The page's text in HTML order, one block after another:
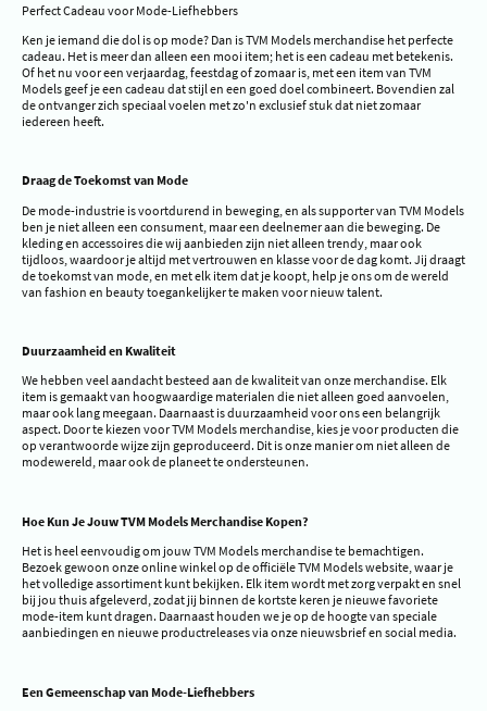
Perfect Cadeau voor Mode-Liefhebbers
Ken je iemand die dol is op mode? Dan is TVM Models merchandise het perfecte
cadeau. Het is meer dan alleen een mooi item; het is een cadeau met betekenis.
Of het nu voor een verjaardag, feestdag of zomaar is, met een item van TVM
Models geef je een cadeau dat stijl en een goed doel combineert. Bovendien zal
de ontvanger zich speciaal voelen met zo'n exclusief stuk dat niet zomaar
iedereen heeft.
Draag de Toekomst van Mode
De mode-industrie is voortdurend in beweging, en als supporter van TVM Models
ben je niet alleen een consument, maar een deelnemer aan die beweging. De
kleding en accessoires die wij aanbieden zijn niet alleen trendy, maar ook
tijdloos, waardoor je altijd met vertrouwen en klasse voor de dag komt. Jij draagt
de toekomst van mode, en met elk item dat je koopt, help je ons om de wereld
van fashion en beauty toegankelijker te maken voor nieuw talent.
Duurzaamheid en Kwaliteit
We hebben veel aandacht besteed aan de kwaliteit van onze merchandise. Elk
item is gemaakt van hoogwaardige materialen die niet alleen goed aanvoelen,
maar ook lang meegaan. Daarnaast is duurzaamheid voor ons een belangrijk
aspect. Door te kiezen voor TVM Models merchandise, kies je voor producten die
op verantwoorde wijze zijn geproduceerd. Dit is onze manier om niet alleen de
modewereld, maar ook de planeet te ondersteunen.
Hoe Kun Je Jouw TVM Models Merchandise Kopen?
Het is heel eenvoudig om jouw TVM Models merchandise te bemachtigen.
Bezoek gewoon onze online winkel op de officiële TVM Models website, waar je
het volledige assortiment kunt bekijken. Elk item wordt met zorg verpakt en snel
bij jou thuis afgeleverd, zodat jij binnen de kortste keren je nieuwe favoriete
mode-item kunt dragen. Daarnaast houden we je op de hoogte van speciale
aanbiedingen en nieuwe productreleases via onze nieuwsbrief en social media.
Een Gemeenschap van Mode-Liefhebbers